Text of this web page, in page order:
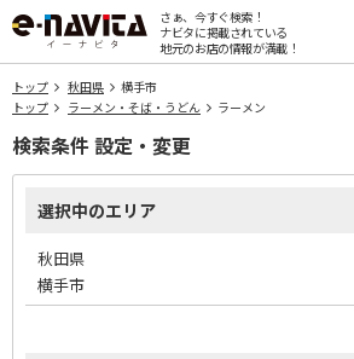
さぁ、今すぐ検索！
ナビタに掲載されている
地元のお店の情報が満載！
トップ 秋田県
横手市
トップ
ラーメン・そば・うどん ラーメン
検索条件 設定・変更
選択中のエリア
秋田県
横手市